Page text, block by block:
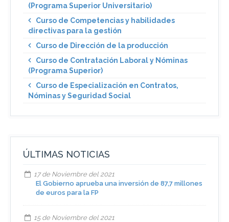
(Programa Superior Universitario)
Curso de Competencias y habilidades
directivas para la gestión
Curso de Dirección de la producción
Curso de Contratación Laboral y Nóminas
(Programa Superior)
Curso de Especialización en Contratos,
Nóminas y Seguridad Social
ÚLTIMAS NOTICIAS
17 de Noviembre del 2021
El Gobierno aprueba una inversión de 87,7 millones
de euros para la FP
15 de Noviembre del 2021